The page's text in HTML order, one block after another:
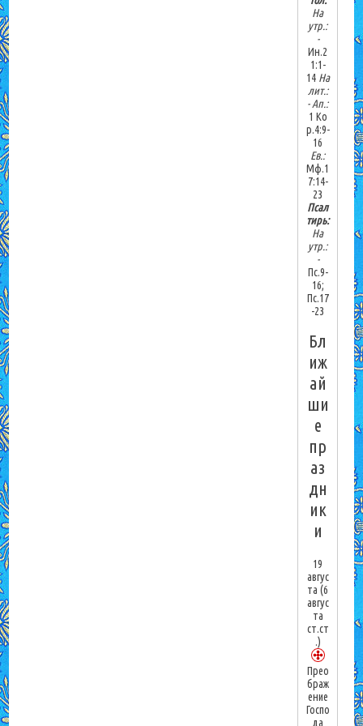
На
утр.:
-
Ин.2
1:1-
14На
лит.:
-Ап.:
1 Ко
р.4:9-
16
Ев.:
Мф.1
7:14-
23
Псал
тирь:
На
утр.:
-
Пс.9-
16;
Пс.17
-23
Бл
иж
ай
ши
е
пр
аз
дн
ик
и
19
авгус
та(6
авгус
та
ст.ст
.)
Прео
браж
ение
Госпо
да